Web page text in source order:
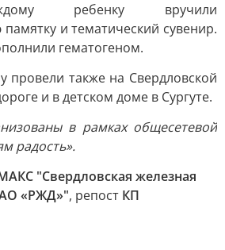
ребенку вручили
и тематический сувенир.
гематогеном.
провели также на Свердловской
и в детском доме в Сургуте.
в рамках общесетевой
радость».
"Свердловская железная
«РЖД»", репост КП